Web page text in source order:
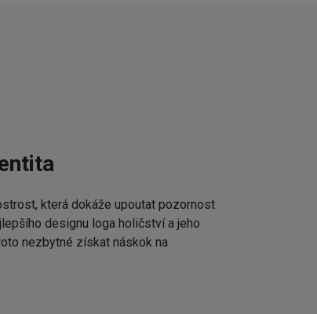
která dokáže upoutat pozornost
designu loga holičství a jeho
nezbytné získat náskok na